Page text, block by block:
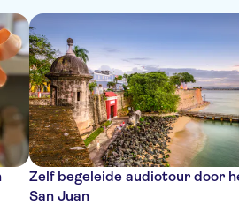
Zelf begeleide audiotour door
San Juan